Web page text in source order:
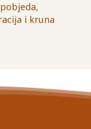
i kruna